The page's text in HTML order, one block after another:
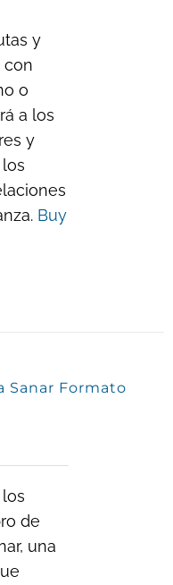
y
con
o
a los
y
Buy
Sanar Formato
de
una